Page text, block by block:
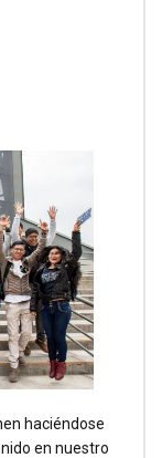
haciéndose
en nuestro